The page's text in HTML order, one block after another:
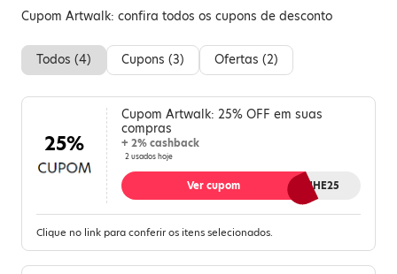
Cupom Artwalk: confira todos os cupons de desconto
Todos (4) Cupons (3) Ofertas (2)
25%
Cupom Artwalk: 25% OFF em suas
compras
+ 2% cashback
2 usados hoje
GANHE25
Ver cupom
Clique no link para conferir os itens selecionados.